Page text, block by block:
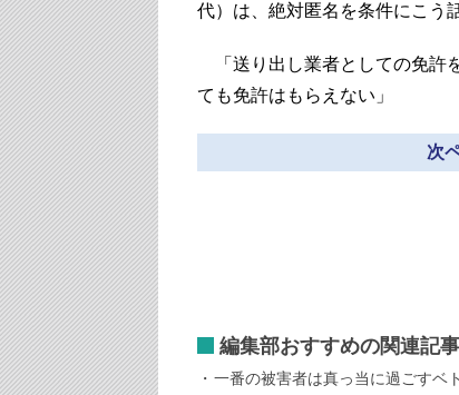
代）は、絶対匿名を条件にこう
「送り出し業者としての免許
ても免許はもらえない」
次
編集部おすすめの関連記事
一番の被害者は真っ当に過ごすベ